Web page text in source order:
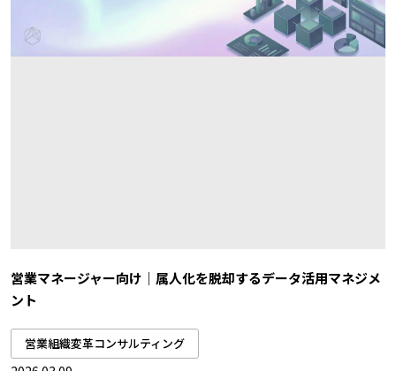
営業マネージャー向け｜属人化を脱却するデータ活用マネジメ
ント
営業組織変革コンサルティング